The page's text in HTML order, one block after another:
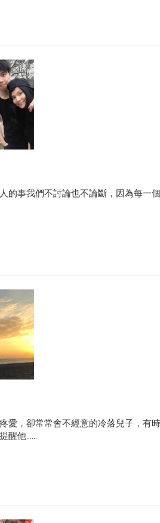
的事我們不討論也不論斷，因為每一
愛，卻常常會不經意的冷落兒子，有
他......